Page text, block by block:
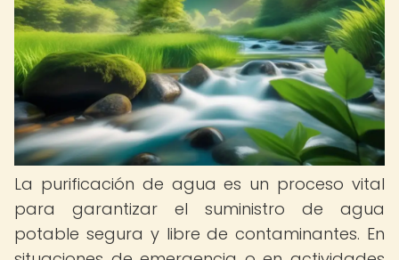
La purificación de agua es un proceso vital
para garantizar el suministro de agua
potable segura y libre de contaminantes. En